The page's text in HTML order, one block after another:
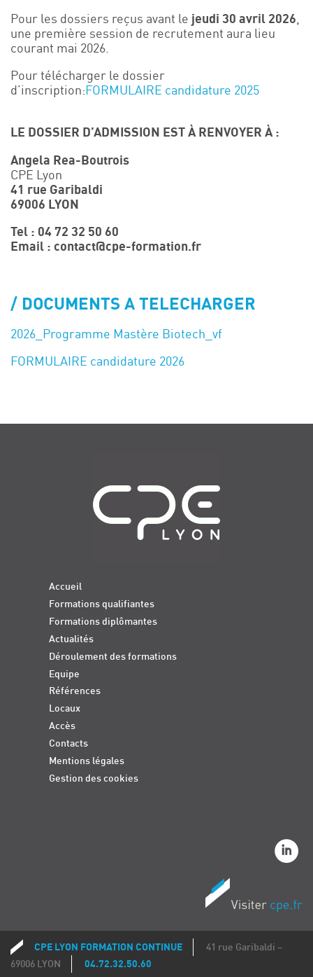
Pour les dossiers reçus avant le jeudi 30 avril 2026
une première session de recrutement aura lieu
courant mai 2026.
Pour télécharger le dossier
d’inscription: FORMULAIRE candidature 2025
LE DOSSIER D’ADMISSION EST À RENVOYER À :
Angela Rea-Boutrois
CPE Lyon
41 rue Garibaldi
69006 LYON
Tel : 04 72 32 50 60
Email : contact@cpe-formation.fr
DOCUMENTS A TELECHARGER
2026_Programme Mastère Biotech_vf
FORMULAIRE candidature 2026
Accueil
Formations qualifiantes
Formations diplômantes
Actualités
Déroulement des formations
Equipe
Références
Locaux
Accès
Contacts
Mentions légales
Gestion des cookies
Coordonnées
CPE LYON FORMATION CONTINUE
41 rue Garibaldi –
69006 LYON
04.72.32.50.60